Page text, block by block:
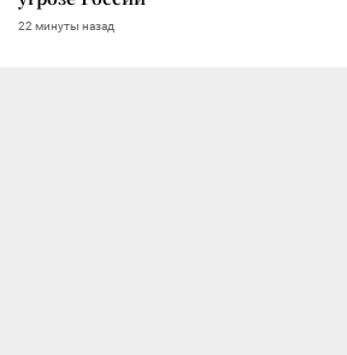
22 минуты назад